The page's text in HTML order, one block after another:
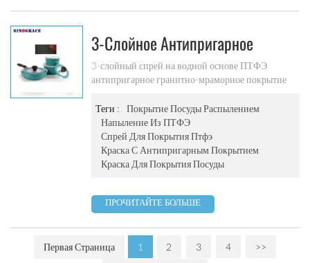
3-Слойное Антипригарное
Гранитно-Мраморное Покрытие
Из ПТФЭ На Водной Основе
3-слойный спрей на водной основе ПТФЭ
антипригарное гранитно-мраморное покрытие
мраморное покрытие на водной основе (звездное
небо) ., оно широко применяется для внутреннего
покрытия антипригарной кухонной посуды, такой
как алюминиевые сковороды. , воки, кастрюли,
электрические сотейники, электрические формы
ПТФЭ на водной основе
Теги :
Покрытие Посуды Распылением
Напыление Из ПТФЭ
Спрей Для Покрытия Птфэ
Краска С Антипригарным Покрытием
Краска Для Покрытия Посуды
ПРОЧИТАЙТЕ БОЛЬШЕ
Первая Страница 1 2 3 4
>>